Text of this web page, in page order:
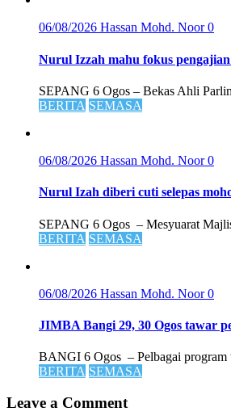
06/08/2026 Hassan Mohd. Noor0
Nurul Izzah mahu fokus
SEPANG 6 Ogos – Bekas Ahli
BERITA SEMASA
06/08/2026 Hassan Mohd. Noor0
Nurul Izah diberi cuti selepas
SEPANG 6 Ogos – Mesyuarat
BERITA SEMASA
06/08/2026 Hassan Mohd. Noor0
JIMBA Bangi 29, 30 Ogos tawar
BANGI 6 Ogos – Pelbagai program
BERITA SEMASA
Leave a Comment